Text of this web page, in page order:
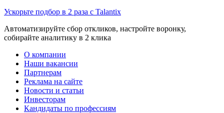
Ускорьте подбор в 2 раза с Talantix
Автоматизируйте сбор откликов, настройте воронку,
собирайте аналитику в 2 клика
О компании
Наши вакансии
Партнерам
Реклама на сайте
Новости и статьи
Инвесторам
Кандидаты по профессиям